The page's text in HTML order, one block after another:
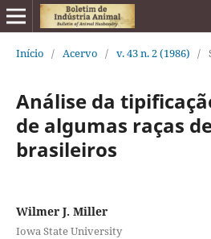
Início / Acervo / v. 43 n. 2 (1986) /
Análise da
de algumas raças
brasileiros
Wilmer J. Miller
Iowa State University